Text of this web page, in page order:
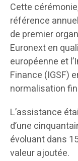
Cette
référence
de premier
Euronext en
européenne et
Finance (IGSF)
normalisation
L’assistance
d’une
évoluant dans
valeur ajoutée.